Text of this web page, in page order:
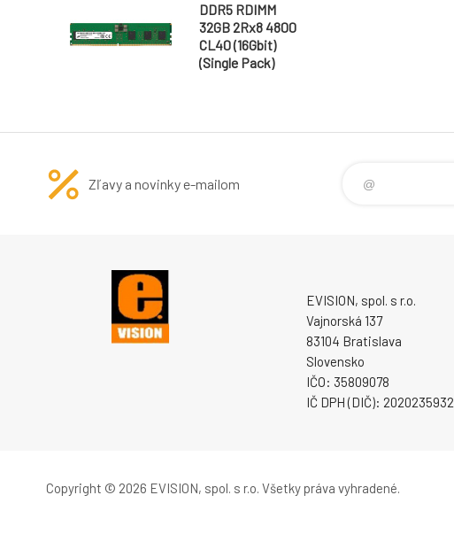
DDR5 RDIMM
32GB 2Rx8 4800
CL40 (16Gbit)
(Single Pack)
Zľavy a novinky e-mailom
EVISION, spol. s r.o.
Vajnorská 137
83104 Bratislava
Slovensko
IČO: 35809078
IČ DPH (DIČ): 2020235932
Copyright © 2026 EVISION, spol. s r.o. Všetky práva vyhradené.